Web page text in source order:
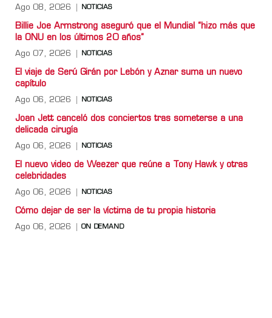
Ago 08, 2026 NOTICIAS
Billie Joe Armstrong aseguró que el Mundial “hizo más que
la ONU en los últimos 20 años”
Ago 07, 2026 NOTICIAS
El viaje de Serú Girán por Lebón y Aznar suma un nuevo
capítulo
Ago 06, 2026 NOTICIAS
Joan Jett canceló dos conciertos tras someterse a una
delicada cirugía
Ago 06, 2026 NOTICIAS
El nuevo video de Weezer que reúne a Tony Hawk y otras
celebridades
Ago 06, 2026 NOTICIAS
Cómo dejar de ser la víctima de tu propia historia
Ago 06, 2026 ON DEMAND